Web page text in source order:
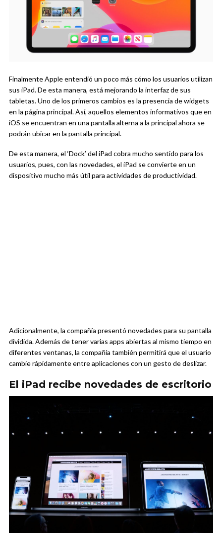
Finalmente Apple entendió un poco más cómo los usuarios utilizan
sus iPad. De esta manera, está mejorando la interfaz de sus
tabletas. Uno de los primeros cambios es la presencia de widgets
en la página principal. Así, aquellos elementos informativos que en
iOS se encuentran en una pantalla alterna a la principal ahora se
podrán ubicar en la pantalla principal.
De esta manera, el ‘Dock’ del iPad cobra mucho sentido para los
usuarios, pues, con las novedades, el iPad se convierte en un
dispositivo mucho más útil para actividades de productividad.
Adicionalmente, la compañía presentó novedades para su pantalla
dividida. Además de tener varias apps abiertas al mismo tiempo en
diferentes ventanas, la compañía también permitirá que el usuario
cambie rápidamente entre aplicaciones con un gesto de deslizar.
El iPad recibe novedades de escritorio